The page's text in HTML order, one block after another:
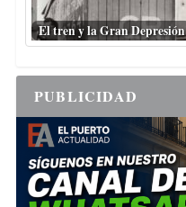
El tren y la Gran Depresión
PUBLICIDAD